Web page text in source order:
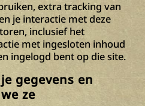
extra tracking van
je interactie met deze
inclusief het
met ingesloten inhoud
ingelogd bent op die site.
gegevens en
ze